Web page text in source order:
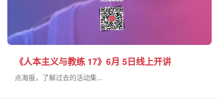
《人本主义与教练 17》6月 5日线上开讲
点海报，了解过去的活动集...